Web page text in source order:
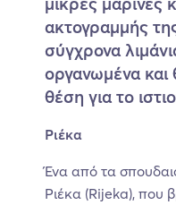
ακτογραμμής
σύγχρονα
οργανωμένα και
θέση για το
Ριέκα
Ένα από τα
Ριέκα (Rijeka), που